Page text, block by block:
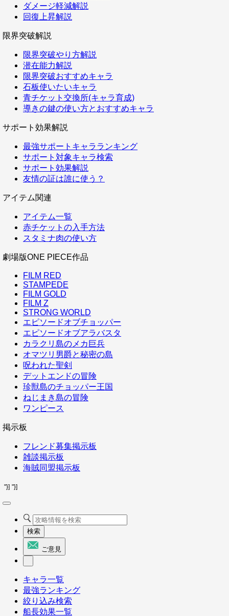
ダメージ軽減解説
回復上昇解説
限界突破解説
限界突破やり方解説
潜在能力解説
限界突破おすすめキャラ
石板使いたいキャラ
青チケット交換所(キャラ育成)
導きの鍵の使い方とおすすめキャラ
サポート効果解説
最強サポートキャラランキング
サポート対象キャラ検索
サポート効果解説
友情の証は誰に使う？
アイテム関連
アイテム一覧
赤チケットの入手方法
スタミナ肉の使い方
劇場版ONE PIECE作品
FILM RED
STAMPEDE
FILM GOLD
FILM Z
STRONG WORLD
エピソードオブチョッパー
エピソードオブアラバスタ
カラクリ島のメカ巨兵
オマツリ男爵と秘密の島
呪われた聖剣
デットエンドの冒険
珍獣島のチョッパー王国
ねじまき島の冒険
ワンピース
掲示板
フレンド募集掲示板
雑談掲示板
海賊同盟掲示板
"}] "}]
検索
ご意見
キャラ一覧
最強ランキング
絞り込み検索
船長効果一覧